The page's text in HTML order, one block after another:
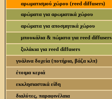
αρωματισμού χώρου (reed diffusers)
αρώματα για αρωματικά χώρου
αρώματα για αποσμητικά χώρου
μπουκάλια & πώματα για reed diffusers
ξυλάκια για reed diffusers
γυάλινα δοχεία (ποτήρια, βάζα κλπ)
έτοιμα κεριά
εκκλησιαστικά είδη
διαλύτες, παραφινέλαια